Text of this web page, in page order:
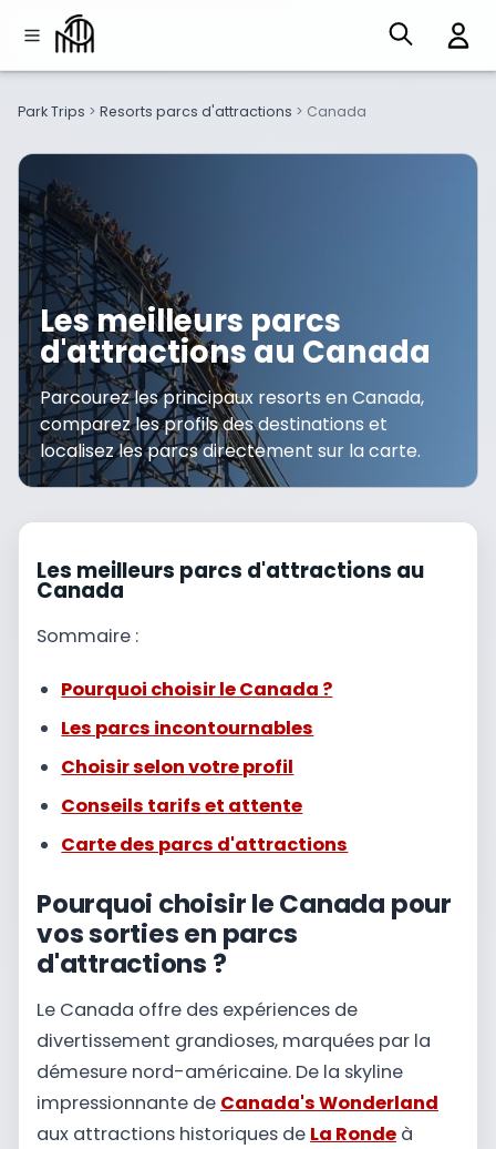
Park Trips > Resorts parcs d'attractions > Canada
Les meilleurs parcs
d'attractions au Canada
Parcourez les principaux resorts en Canada,
comparez les profils des destinations et
localisez les parcs directement sur la carte.
Les meilleurs parcs d'attractions au
Canada
Sommaire :
Pourquoi choisir le Canada ?
Les parcs incontournables
Choisir selon votre profil
Conseils tarifs et attente
Carte des parcs d'attractions
Pourquoi choisir le Canada pour
vos sorties en parcs
d'attractions ?
Le Canada offre des expériences de
divertissement grandioses, marquées par la
démesure nord-américaine. De la skyline
impressionnante de Canada's Wonderland
aux attractions historiques de La Ronde à